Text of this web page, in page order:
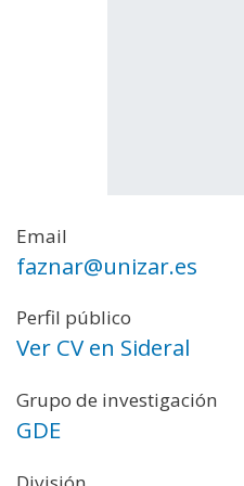
Email
faznar@unizar.es
Perfil público
Ver CV en Sideral
Grupo de investigación
GDE